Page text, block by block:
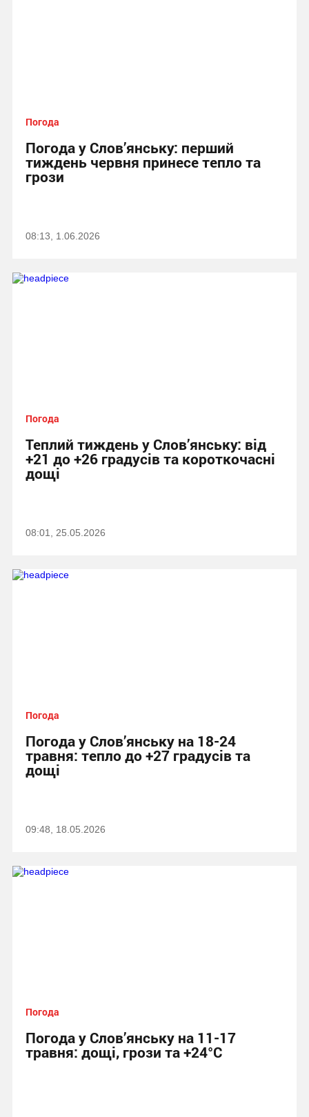
Погода
Погода у Слов’янську: перший
тиждень червня принесе тепло та
грози
08:13, 1.06.2026
Погода
Теплий тиждень у Слов’янську: від
+21 до +26 градусів та короткочасні
дощі
08:01, 25.05.2026
Погода
Погода у Слов’янську на 18-24
травня: тепло до +27 градусів та
дощі
09:48, 18.05.2026
Погода
Погода у Слов’янську на 11-17
травня: дощі, грози та +24°C